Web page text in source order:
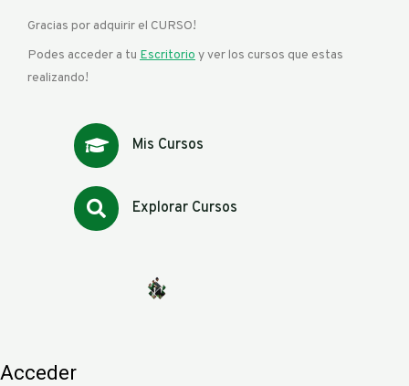
Gracias por adquirir el CURSO!
Podes acceder a tu Escritorio y ver los cursos que estas
realizando!
Mis Cursos
Explorar Cursos
Acceder